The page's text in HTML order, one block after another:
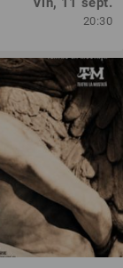
20:30